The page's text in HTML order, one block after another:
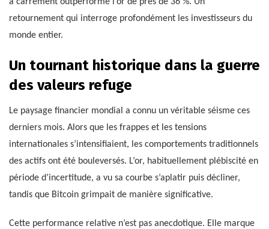
retournement qui interroge profondément les investisseurs du
monde entier.
Un tournant historique dans la guerre
des valeurs refuge
Le paysage financier mondial a connu un véritable séisme ces
derniers mois. Alors que les frappes et les tensions
internationales s’intensifiaient, les comportements traditionnels
des actifs ont été bouleversés. L’or, habituellement plébiscité en
période d’incertitude, a vu sa courbe s’aplatir puis décliner,
tandis que Bitcoin grimpait de manière significative.
Cette performance relative n’est pas anecdotique. Elle marque